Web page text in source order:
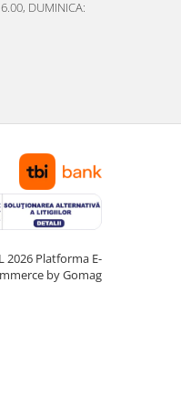
DUMINICA:
2026 Platforma E-
by Gomag